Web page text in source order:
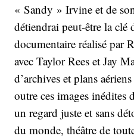
« Sandy » Irvine et de
détiendrai peut-être la clé
documentaire réalisé par
avec Taylor Rees et Jay
d’archives et plans
outre ces images inédites
un regard juste et sans
du monde, théâtre de